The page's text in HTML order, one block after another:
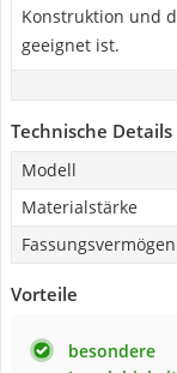
Konstruktion und
geeignet ist.
Technische Details
Modell
Materialstärke
Fassungsvermögen
Vorteile
besondere